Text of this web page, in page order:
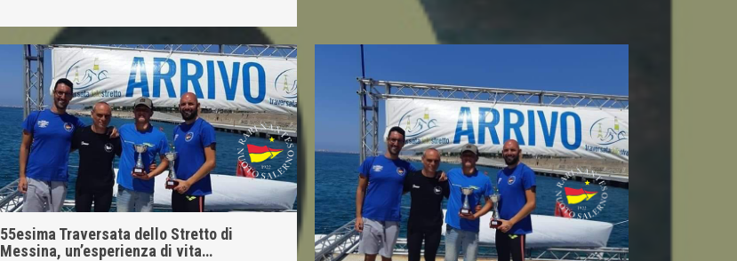
55esima Traversata dello Stretto di
Messina, un’esperienza di vita…